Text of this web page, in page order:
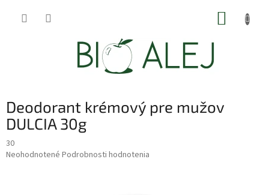
Deodorant krémový pre mužov
DULCIA 30g
30
Priemerné
Neohodnotené Podrobnosti hodnotenia